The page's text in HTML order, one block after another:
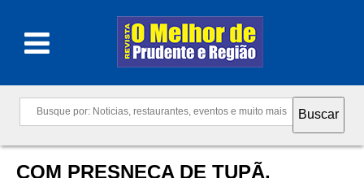
COM PRESNEÇA DE TUPÃ,